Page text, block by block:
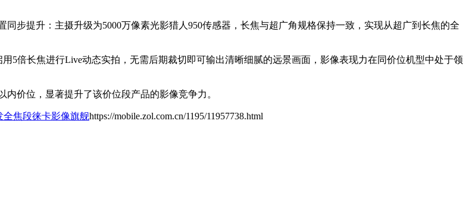
步提升：主摄升级为5000万像素光影猎人950传感器，长焦与超广角规格保持一致，实现从超广到长焦的全
5倍长焦进行Live动态实拍，无需后期裁切即可输出清晰细腻的远景画面，影像表现力在同价位机型中处于领
价位，显著提升了该价位段产品的影像竞争力。
全焦段徕卡影像旗舰https://mobile.zol.com.cn/1195/11957738.html